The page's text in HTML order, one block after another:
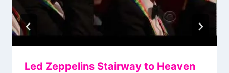
Led Zeppelins Stairway to Heaven